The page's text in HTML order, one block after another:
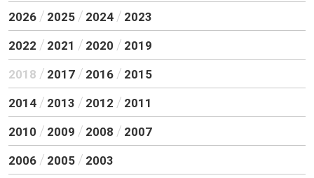
2026 2025 2024 2023
2022 2021 2020 2019
2018 2017 2016 2015
2014 2013 2012 2011
2010 2009 2008 2007
2006 2005 2003